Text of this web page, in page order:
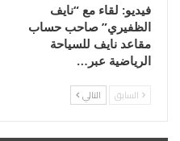
فيديو: لقاء مع “نايف
الظفيري” صاحب حساب
مقاعد نايف للسياحة
الرياضية عبر…
السابق التالي